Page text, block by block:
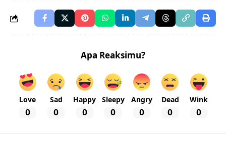
Apa Reaksimu?
Love
0
Sad
0
Happy
0
Sleepy
0
Angry
0
Dead
0
Wink
0